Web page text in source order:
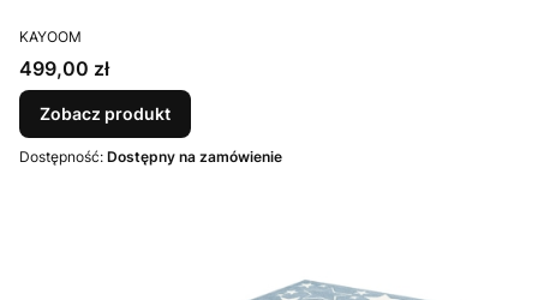
PRODUCENT
KAYOOM
Cena
499,00 zł
Zobacz produkt
Dostępność: Dostępny na zamówienie